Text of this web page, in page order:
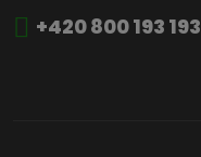
+420 800 193 193